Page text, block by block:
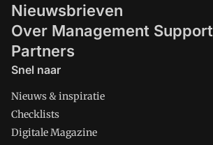
Nieuwsbrieven
Over Management Support
Partners
Snel naar
Nieuws & inspiratie
Checklists
Digitale Magazine